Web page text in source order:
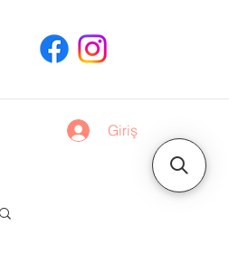
Giriş